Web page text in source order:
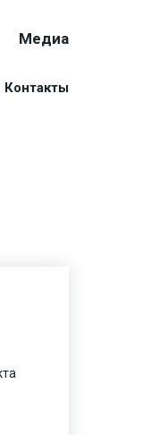
Медиа
Контакты